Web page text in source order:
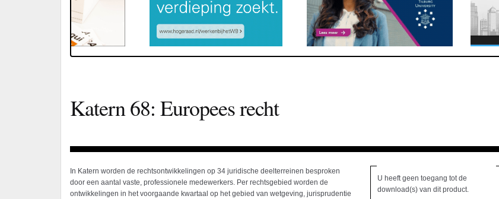
Katern 68: Europees recht
In Katern worden de rechtsontwikkelingen op 34 juridische deelterreinen besproken
door een aantal vaste, professionele medewerkers. Per rechtsgebied worden de
ontwikkelingen in het voorgaande kwartaal op het gebied van wetgeving, jurisprudentie
U heeft geen toegang tot de
download(s) van dit product.